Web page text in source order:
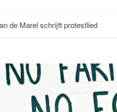
de Marel schrijft protestlied